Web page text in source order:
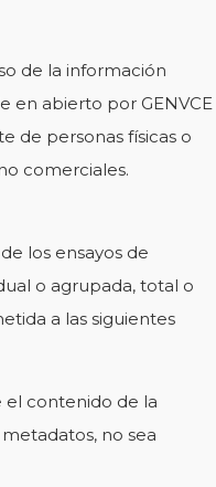
de la información
en abierto por GENVCE
de personas físicas o
comerciales.
los ensayos de
o agrupada, total o
a las siguientes
el contenido de la
no sea